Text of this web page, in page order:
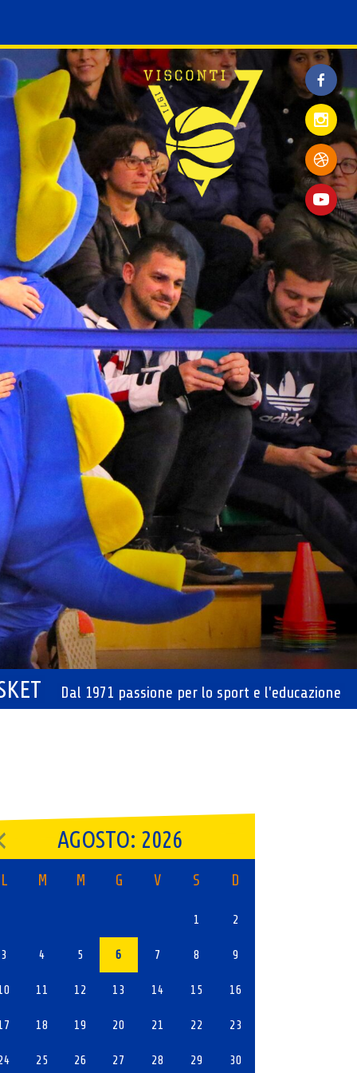
Dal 1971 passione per lo sport e l'educazione
AGOSTO: 2026
L M M G V S D
1 2
3 4 5 6 7 8 9
11 12 13 14 15 16
18 19 20 21 22 23
25 26 27 28 29 30